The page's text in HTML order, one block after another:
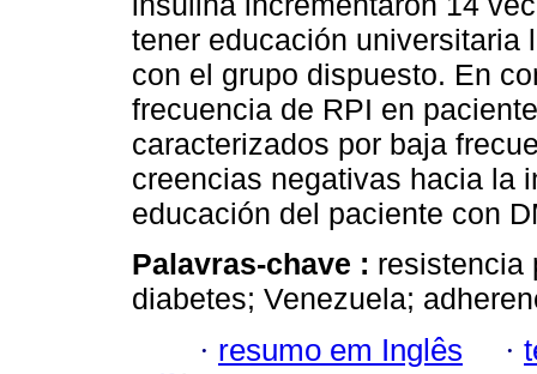
tener educación universitaria
con el grupo dispuesto. En
frecuencia de RPI en
caracterizados por baja
creencias negativas hacia la
educación del paciente con
Palavras-chave : resistencia
diabetes; Venezuela;
· resumo em Inglês ·